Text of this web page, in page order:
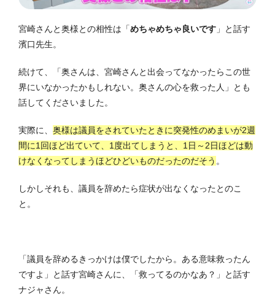
宮崎さんと奥様との相性は「めちゃめちゃ良いです 」と話す
濱口先生。
続けて、「奥さんは、宮崎さんと出会ってなかったらこの世
界にいなかったかもしれない。奥さんの心を救った人」とも
話してくださいました。
実際に、 奥様は議員をされていたときに突発性のめまいが2週
間に1回ほど出ていて、1度出てしまうと、1日～2日ほどは動
けなくなってしまうほどひどいものだったのだそう 。
しかしそれも、議員を辞めたら症状が出なくなったとのこ
と。
「議員を辞めるきっかけは僕でしたから。ある意味救ったん
ですよ」と話す宮崎さんに、「救ってるのかなあ？」と話す
ナジャさん。